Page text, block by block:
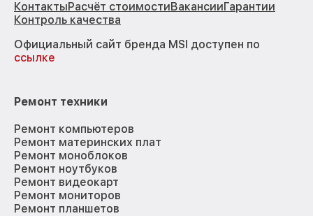
КонтактыРасчёт стоимостиВакансииГарантии
Контроль качества
Официальный сайт бренда MSI доступен по
ссылке
Ремонт техники
Ремонт компьютеров
Ремонт материнских плат
Ремонт моноблоков
Ремонт ноутбуков
Ремонт видеокарт
Ремонт мониторов
Ремонт планшетов